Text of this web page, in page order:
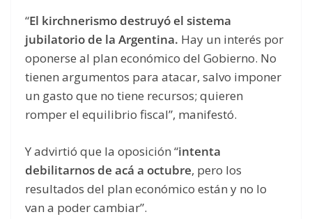
“El kirchnerismo destruyó el sistema
jubilatorio de la Argentina. Hay un interés por
oponerse al plan económico del Gobierno. No
tienen argumentos para atacar, salvo imponer
un gasto que no tiene recursos; quieren
romper el equilibrio fiscal”, manifestó.
Y advirtió que la oposición “intenta
debilitarnos de acá a octubre, pero los
resultados del plan económico están y no lo
van a poder cambiar”.